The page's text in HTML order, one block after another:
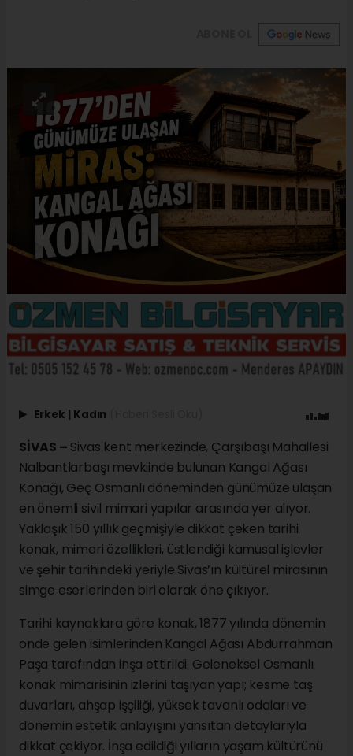
Erkek | Kadın
SİVAS – Sivas kent merkezinde, Çarşıbaşı Mahallesi
Nalbantlarbaşı mevkiinde bulunan Kangal Ağası
Konağı, Geç Osmanlı döneminden günümüze ulaşan
en önemli sivil mimari yapılar arasında yer alıyor.
Yaklaşık 150 yıllık geçmişiyle dikkat çeken tarihi
konak, mimari özellikleri, üstlendiği kamusal işlevler
ve şehir tarihindeki yeriyle Sivas’ın kültürel mirasının
simge eserlerinden biri olarak öne çıkıyor.
Tarihi kaynaklara göre konak, 1877 yılında dönemin
önde gelen isimlerinden Kangal Ağası Abdurrahman
Paşa tarafından inşa ettirildi. Geleneksel Osmanlı
konak mimarisinin izlerini taşıyan yapı; kesme taş
duvarları, ahşap işçiliği, yüksek tavanlı odaları ve
dönemin estetik anlayışını yansıtan detaylarıyla
dikkat çekiyor. İnşa edildiği yılların yaşam kültürünü